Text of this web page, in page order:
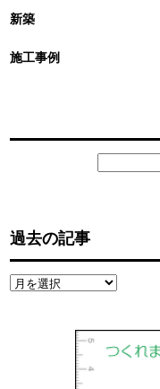
新築
施工事例
過去の記事
過